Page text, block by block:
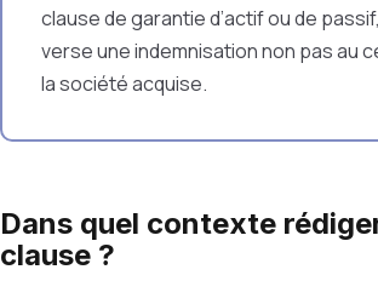
clause de garantie d’actif ou de
verse une indemnisation non pas au
la société acquise.
Dans quel contexte
clause ?